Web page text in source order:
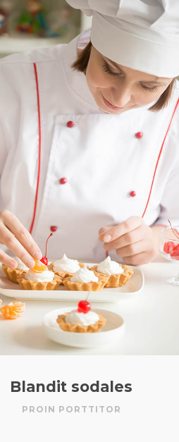
Blandit sodales
PROIN PORTTITOR